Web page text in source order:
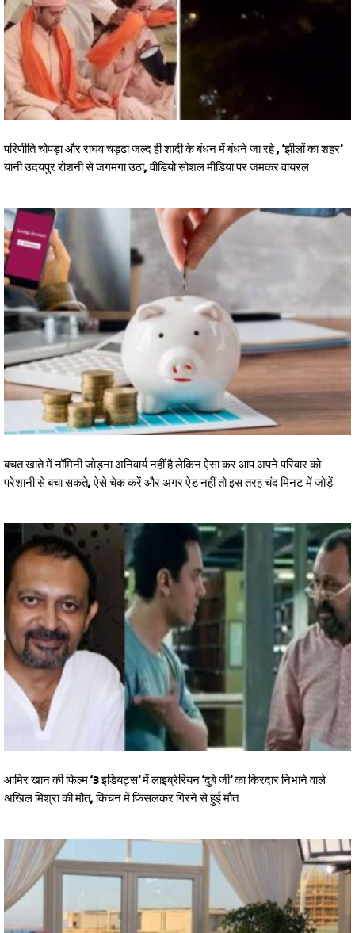
परिणीति चोपड़ा और राघव चड्ढा जल्द ही शादी के बंधन में बंधने जा रहे , ‘झीलों का शहर’
यानी उदयपुर रोशनी से जगमगा उठा, वीडियो सोशल मीडिया पर जमकर वायरल
बचत खाते में नॉमिनी जोड़ना अनिवार्य नहीं है लेकिन ऐसा कर आप अपने परिवार को
परेशानी से बचा सकते, ऐसे चेक करें और अगर ऐड नहीं तो इस तरह चंद मिनट में जोड़ें
आमिर खान की फिल्म ‘3 इडियट्स’ में लाइब्रेरियन ‘दुबे जी’ का किरदार निभाने वाले
अखिल मिश्रा की मौत, किचन में फिसलकर गिरने से हुई मौत